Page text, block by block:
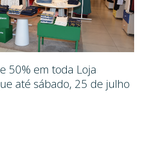
50% em toda Loja
até sábado, 25 de julho